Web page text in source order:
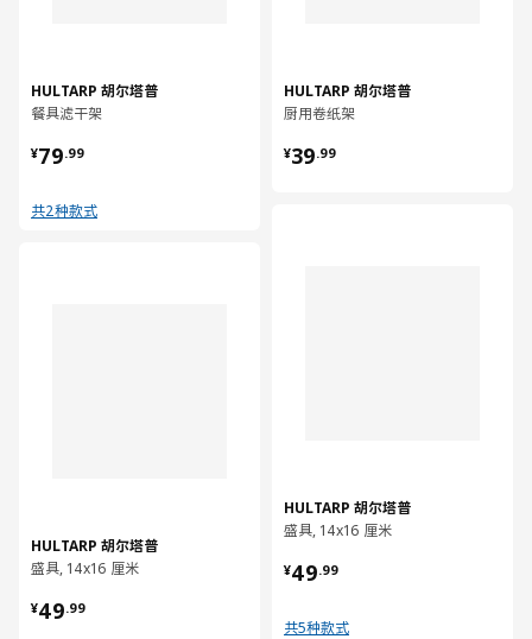
HULTARP 胡尔塔普
餐具滤干架
¥79.99
¥ 79.99
共2种款式
HULTARP 胡尔塔普
盛具, 14x16 厘米
¥49.99
¥ 49.99
HULTARP 胡尔塔普
厨用卷纸架
¥39.99
¥ 39.99
HULTARP 胡尔塔普
盛具, 14x16 厘米
¥49.99
¥ 49.99
共5种款式